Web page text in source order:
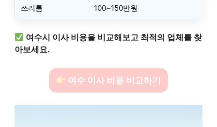
쓰리룸 100~150만원
여수시 이사 비용을 비교해보고 최적의 업체를 찾
아보세요.
여수 이사 비용 비교하기